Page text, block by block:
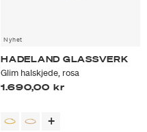
Nyhet
HADELAND GLASSVERK
Glim halskjede, rosa
1.690,00 kr